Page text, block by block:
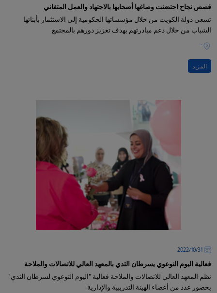
قصص نجاح احتضنت وصاغها أصحابها بالاجتهاد والعمل المتفاني
تسعى دولة الكويت من خلال مؤسساتها الحكومية إلى الاستثمار بأبنائها
الشباب من خلال دعم مبادرتهم بهدف تعزيز دورهم بالمجتمع
-
المزيد
31‏/10‏/2022
فعالية اليوم التوعوي يسرطان الثدي بالمعهد العالي للاتصالات والملاحة
نظم المعهد العالي للاتصالات والملاحة فعالية "اليوم التوعوي لسرطان الثدي"
بحضور عدد من أعضاء الهيئة التدريبية والإدارية